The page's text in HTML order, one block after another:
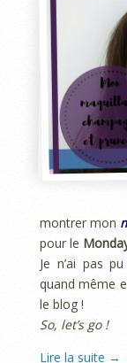
montrer mon
pour le
Je n’ai pas
quand même
le blog !
So, let’s go !
Lire la suite →